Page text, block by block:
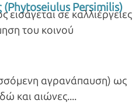
(Phytoseiulus Persimilis)
σε καλλιέργειες
του κοινού
αγρανάπαυση) ως
και αιώνες.